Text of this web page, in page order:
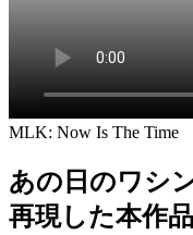
MLK: Now Is The Time
あの日のワシ
再現した本作